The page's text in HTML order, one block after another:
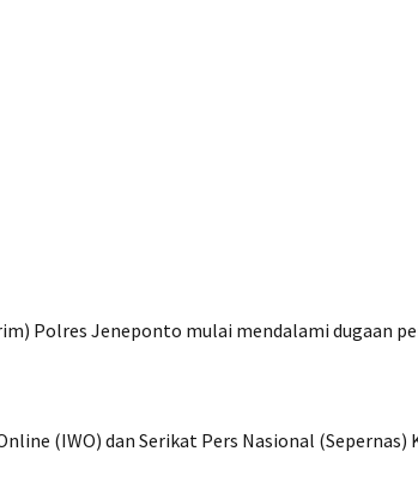
Polres Jeneponto mulai mendalami dugaan
(IWO) dan Serikat Pers Nasional